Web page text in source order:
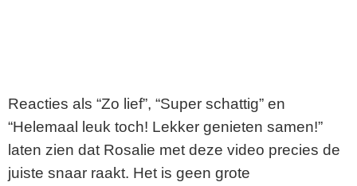
Reacties als “Zo lief”, “Super schattig” en
“Helemaal leuk toch! Lekker genieten samen!”
laten zien dat Rosalie met deze video precies de
juiste snaar raakt. Het is geen grote